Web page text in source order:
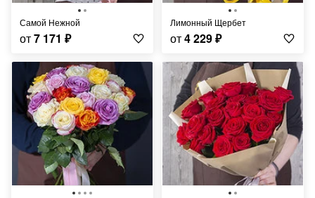
Самой Нежной
от7 171 ₽
Лимонный Щербет
от4 229₽